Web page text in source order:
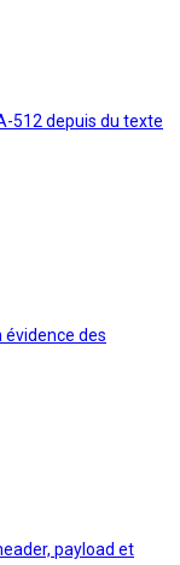
512 depuis du texte
évidence des
payload et